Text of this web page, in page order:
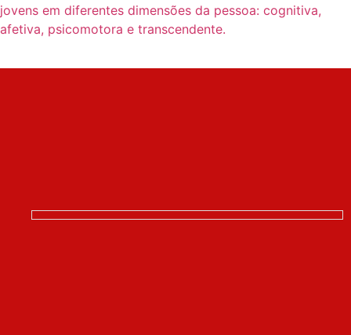
jovens em diferentes dimensões da pessoa: cognitiva,
afetiva, psicomotora e transcendente.